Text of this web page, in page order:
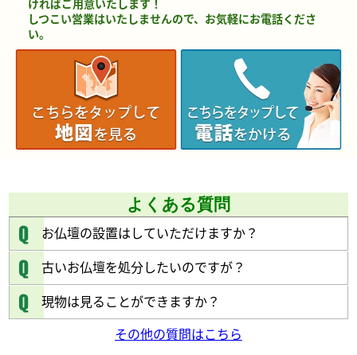
ければご用意いたします！
しつこい営業はいたしませんので、お気軽にお電話くださ
い。
よくある質問
お仏壇の設置はしていただけますか？
古いお仏壇を処分したいのですが？
現物は見ることができますか？
その他の質問はこちら